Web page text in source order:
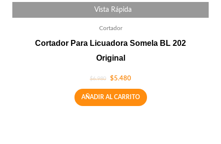
Vista Rápida
Cortador
Cortador Para Licuadora Somela BL 202
Original
$6.980 $5.480
AÑADIR AL CARRITO